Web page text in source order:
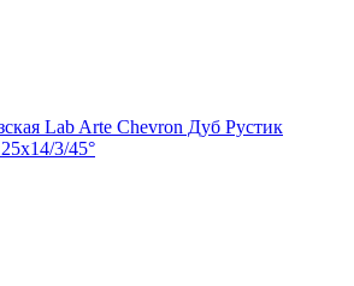
Lab Arte Chevron Дуб Рустик
3/45°